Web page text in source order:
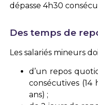
dépasse 4h30
Des temps de
Les salariés mineurs
d’un repos
consécutives (14
ans) ;